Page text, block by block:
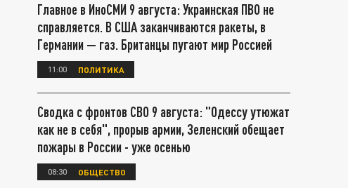
Главное в ИноСМИ 9 августа: Украинская ПВО не
справляется. В США заканчиваются ракеты, в
Германии — газ. Британцы пугают мир Россией
11:00 ПОЛИТИКА
Сводка с фронтов СВО 9 августа: "Одессу утюжат
как не в себя", прорыв армии, Зеленский обещает
пожары в России - уже осенью
08:30 ОБЩЕСТВО